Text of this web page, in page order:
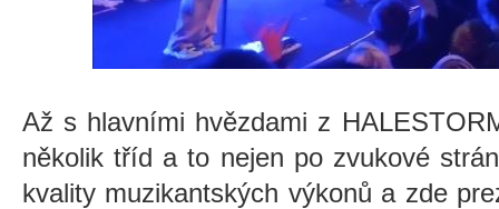
Až s hlavními hvězdami z
několik tříd a to nejen po zvukové
kvality muzikantských výkonů a zde